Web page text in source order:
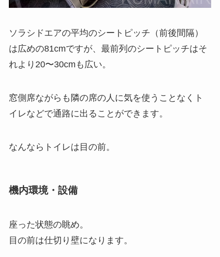
ソラシドエアの平均のシートピッチ（前後間隔）
は広めの81cmですが、最前列のシートピッチはそ
れより20〜30cmも広い。
窓側席ながらも隣の席の人に気を使うことなくト
イレなどで通路に出ることができます。
なんならトイレは目の前。
機内環境・設備
座った状態の眺め。
目の前は仕切り壁になります。